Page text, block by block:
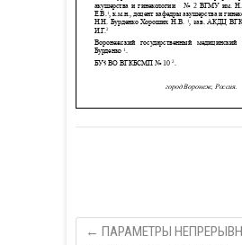
← ПАРАМЕТРЫ